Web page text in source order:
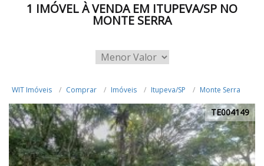
1 IMÓVEL À VENDA EM ITUPEVA/SP NO
MONTE SERRA
WIT Imóveis Comprar Imóveis Itupeva/SP Monte Serra
TE004149